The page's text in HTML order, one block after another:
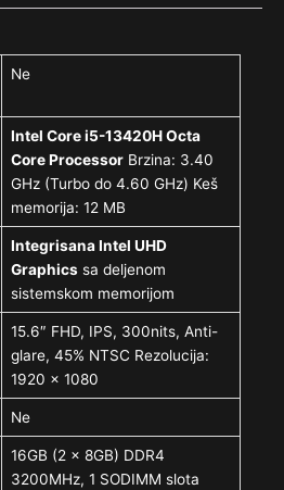
Ne
Intel Core i5-13420H Octa
Core Processor Brzina: 3.40
GHz (Turbo do 4.60 GHz) Keš
memorija: 12 MB
Integrisana Intel UHD
Graphics sa deljenom
sistemskom memorijom
15.6″ FHD, IPS, 300nits, Anti-
glare, 45% NTSC Rezolucija:
1920 x 1080
Ne
16GB (2 x 8GB) DDR4
3200MHz, 1 SODIMM slota